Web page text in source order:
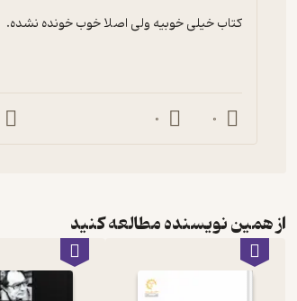
کتاب خیلی خوبیه ولی اصلا خوب خونده نشده.
0
0
از همین نویسنده مطالعه کنید